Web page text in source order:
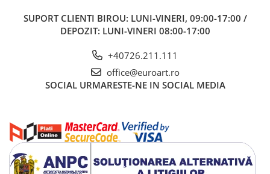
SUPORT CLIENTI BIROU: LUNI-VINERI, 09:00-17:00 /
DEPOZIT: LUNI-VINERI 08:00-17:00
+40726.211.111
office@euroart.ro
SOCIAL URMARESTE-NE IN SOCIAL MEDIA